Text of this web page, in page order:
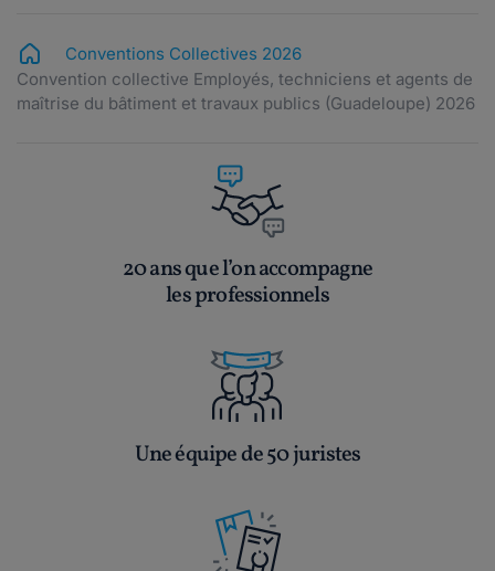
Conventions Collectives 2026
Convention collective Employés, techniciens et agents de
maîtrise du bâtiment et travaux publics (Guadeloupe) 2026
20 ans que l’on accompagne
les professionnels
Une équipe de 50 juristes